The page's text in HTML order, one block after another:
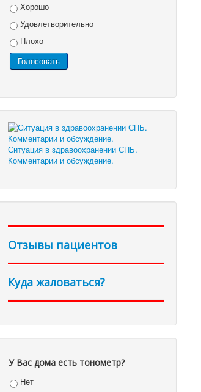
Хорошо
Удовлетворительно
Плохо
Ситуация в здравоохранении СПБ.
Комментарии и обсуждение.
Отзывы пациентов
Куда жаловаться?
У Вас дома есть тонометр?
Нет